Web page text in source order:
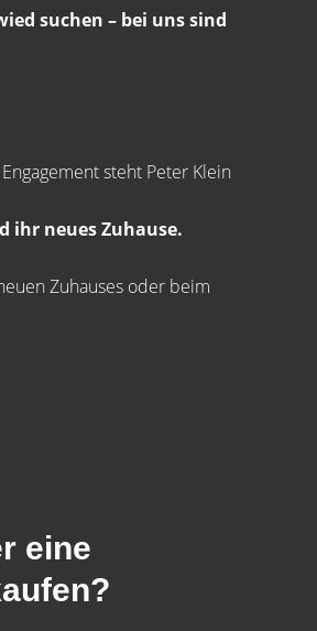
suchen – bei uns sind
steht Peter Klein
ihr neues Zuhause.
Zuhauses oder beim
eine